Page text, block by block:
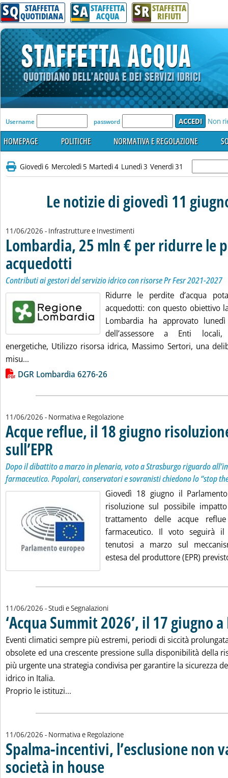
SQ STAFFETTA
QUOTIDIANA SA STAFFETTA
ACQUA SR STAFFETTA
RIFIUTI
'Modulo Login per accedere'
Username password Non
HOMEPAGE POLITICHE NORMATIVA E REGOLAZIONE
Giovedì 6 Mercoledì 5 Martedì 4 Lunedì 3 Venerdì 31
Le notizie di giovedì 11
11/06/2026 - Infrastrutture e Investimenti
Lombardia, 25 mln € per ridurre le
acquedotti . Sottotitolo: Contributi ai gestori del servizio idrico con risorse
. Pubblicata giovedì 11 giugno 2026 alle 18.44.
Contributi ai gestori del servizio idrico con risorse Pr Fesr 2021-2027
Ridurre le perdite d’acqua
acquedotti: con questo obiettivo
Lombardia ha approvato
dell’assessore a Enti locali,
energetiche, Utilizzo risorsa idrica, Massimo Sertori, una
misu...
Lista allegati PDF alla notizia
DGR Lombardia 6276-26
11/06/2026 - Normativa e Regolazione
Acque reflue, il 18 giugno
sull’EPR . Sottotitolo: Dopo il dibattito a marzo in plenaria, voto a Strasburgo
. Pubblicata giovedì 11 giugno 2026 alle 18.19.
Dopo il dibattito a marzo in plenaria, voto a Strasburgo riguardo
farmaceutico. Popolari, conservatori e sovranisti chiedono lo “stop
Giovedì 18 giugno il
risoluzione sul possibile
trattamento delle acque
farmaceutico. Il voto seguirà
tenutosi a marzo sul
estesa del produttore (EPR)
11/06/2026 - Studi e Segnalazioni
‘Acqua Summit 2026’, il 17 giugno a
Eventi climatici sempre più estremi, periodi di siccità
obsolete ed una crescente pressione sulla disponibilità della
più urgente una strategia condivisa per garantire la sicurezza
idrico in Italia.
Proprio le istituzi...
11/06/2026 - Normativa e Regolazione
Spalma-incentivi, l’esclusione non
società in house